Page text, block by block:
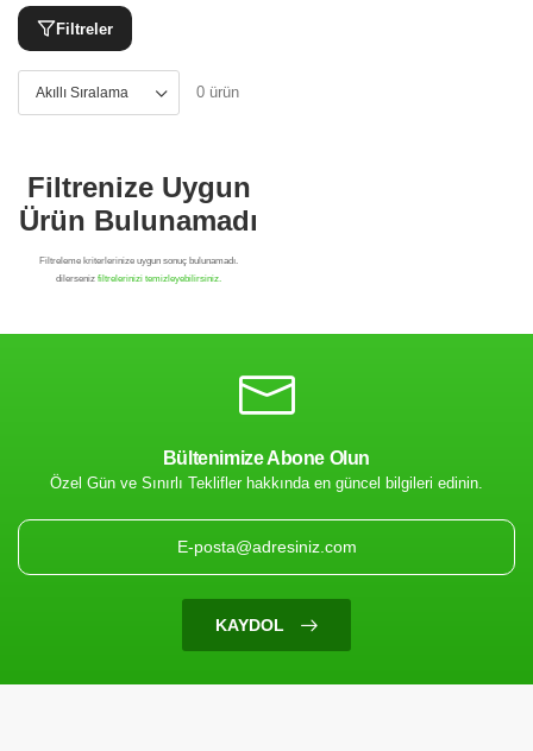
Filtreler
0 ürün
Filtrenize Uygun
Ürün Bulunamadı
Bültenimize Abone Olun
Özel Gün ve Sınırlı Teklifler hakkında en güncel bilgileri edinin.
KAYDOL